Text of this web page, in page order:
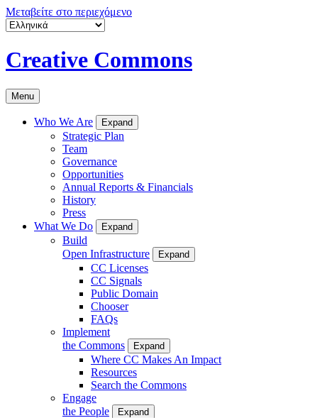
Μεταβείτε στο περιεχόμενο
Creative Commons
Menu
Who We Are Expand
Strategic Plan
Team
Governance
Opportunities
Annual Reports & Financials
History
Press
What We Do
Expand
Build
Open Infrastructure
Expand
CC Licenses
CC Signals
Public Domain
Chooser
FAQs
Implement
the Commons
Expand
Where CC Makes An Impact
Resources
Search the Commons
Engage
the People
Expand